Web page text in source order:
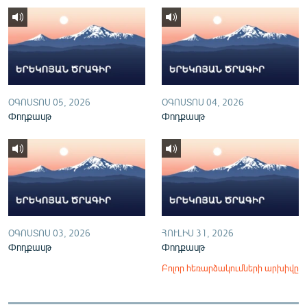
English
Русский
ՀԵՏԵՎԵՔ ՄԵԶ
«Ազատության» բոլոր կայքերը
ՕԳՈՍՏՈՍ 05, 2026
Փոդքասթ
ՕԳՈՍՏՈՍ 04, 2026
Փոդքասթ
ՕԳՈՍՏՈՍ 03, 2026
Փոդքասթ
ՀՈՒԼԻՍ 31, 2026
Փոդքասթ
Բոլոր հեռարձակումների արխիվը